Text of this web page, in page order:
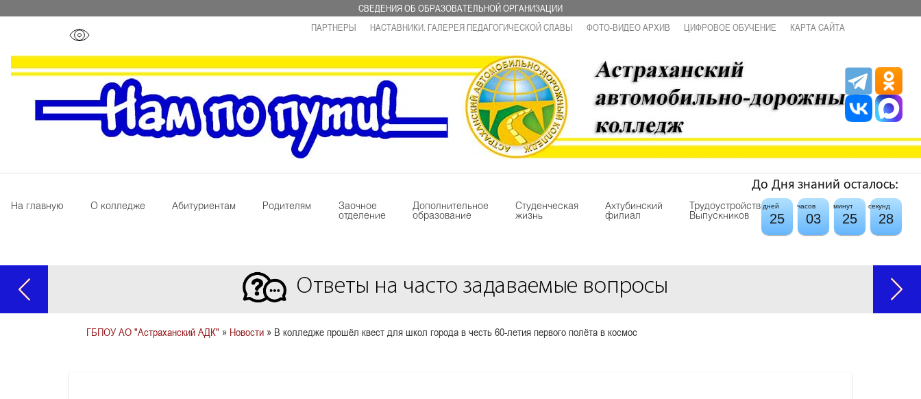
СВЕДЕНИЯ ОБ ОБРАЗОВАТЕЛЬНОЙ ОРГАНИЗАЦИИ
ПАРТНЕРЫ
НАСТАВНИКИ. ГАЛЕРЕЯ ПЕДАГОГИЧЕСКОЙ СЛАВЫ ФОТО-ВИДЕО АРХИВ ЦИФРОВОЕ ОБУЧЕНИЕ КАРТА САЙТА
На главную О колледже Абитуриентам Родителям
Заочное
отделение
Дополнительное
образование
Студенческая
жизнь
Ахтубинский
филиал
Трудоустройство
Выпускников
До Дня знаний осталось:
дней часов минут секунд
25 03 25 27
Ответы на часто задаваемые вопросы
ГБПОУ АО "Астраханский АДК" » Новости» В колледже прошёл квест для школ города в честь 60-летия первого полёта в космос